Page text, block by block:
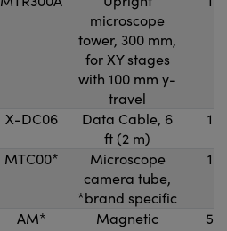
microscope
tower, 300 mm,
for XY stages
with 100 mm y-
travel
X-DC06
Data Cable, 6
ft (2 m)
1
MTC00*
Microscope
camera tube,
*brand specific
1
AM*
Magnetic
5